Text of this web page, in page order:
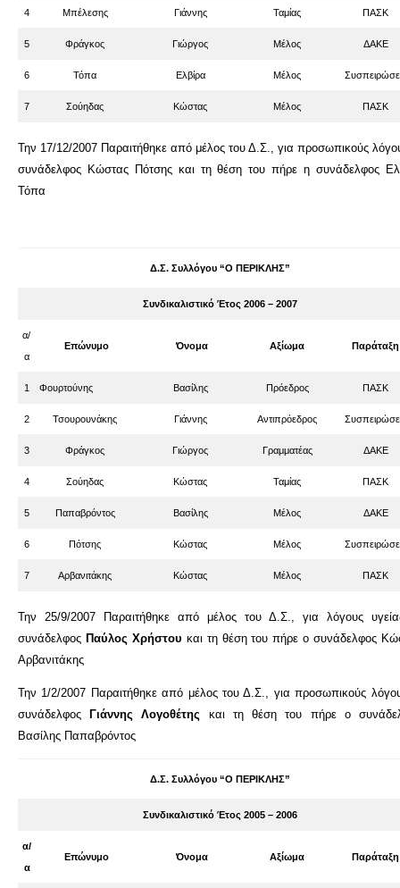
4 Μπέλεσης Γιάννης Ταμίας ΠΑΣΚ
5 Φράγκος Γιώργος Μέλος ΔΑΚΕ
6 Τόπα Ελβίρα Μέλος
7 Σούηδας Κώστας Μέλος ΠΑΣΚ
Την 17/12/2007 Παραιτήθηκε από μέλος του Δ.Σ., για προσωπικούς
συνάδελφος Κώστας Πότσης και τη θέση του πήρε η συνάδελφος
Τόπα
Δ.Σ. Συλλόγου “Ο ΠΕΡΙΚΛΗΣ”
Συνδικαλιστικό Έτος 2006 – 2007
α/
α
Επώνυμο Όνομα Αξίωμα Παράταξη
1 Φουρτούνης Βασίλης Πρόεδρος ΠΑΣΚ
2 Τσουρουνάκης Γιάννης Αντιπρόεδρος
3 Φράγκος Γιώργος Γραμματέας ΔΑΚΕ
4 Σούηδας Κώστας Ταμίας ΠΑΣΚ
5 Παπαβρόντος Βασίλης Μέλος ΔΑΚΕ
6 Πότσης Κώστας Μέλος
7 Αρβανιτάκης Κώστας Μέλος ΠΑΣΚ
Την 25/9/2007 Παραιτήθηκε από μέλος του Δ.Σ., για λόγους
συνάδελφος Παύλος Χρήστου και τη θέση του πήρε ο συνάδελφος
Αρβανιτάκης
Την 1/2/2007 Παραιτήθηκε από μέλος του Δ.Σ., για προσωπικούς
συνάδελφος
Γιάννης Λογοθέτης και τη θέση του πήρε ο
Βασίλης Παπαβρόντος
Δ.Σ. Συλλόγου “Ο ΠΕΡΙΚΛΗΣ”
Συνδικαλιστικό Έτος 2005 – 2006
α/
α
Επώνυμο Όνομα Αξίωμα Παράταξη